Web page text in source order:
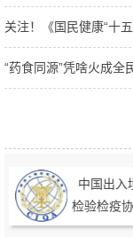
关注！《国民健康“十
“药食同源”凭啥火成全
中国出入境
检验检疫协会